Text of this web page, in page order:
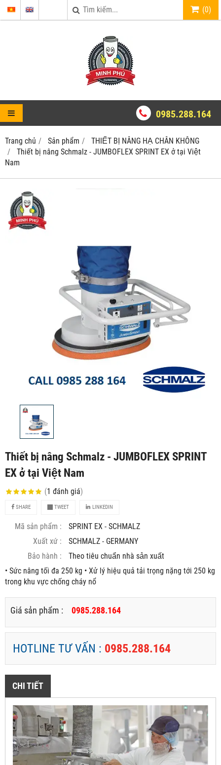
(0)
0985.288.164
Trang chủ Sản phẩm
THIẾT BỊ NÂNG HẠ CHÂN KHÔNG
Thiết bị nâng Schmalz - JUMBOFLEX SPRINT EX ở tại Việt
Nam
Thiết bị nâng Schmalz - JUMBOFLEX SPRINT
EX ở tại Việt Nam
(1 đánh giá)
SHARE TWEET LINKEDIN
Mã sản phẩm :
SPRINT EX - SCHMALZ
Xuất xứ :
SCHMALZ - GERMANY
Bảo hành :
Theo tiêu chuẩn nhà sản xuất
• Sức nâng tối đa 250 kg • Xử lý hiệu quả tải trọng nặng tới 250 kg
trong khu vực chống cháy nổ
Giá sản phẩm : 0985.288.164
HOTLINE TƯ VẤN : 0985.288.164
CHI TIẾT